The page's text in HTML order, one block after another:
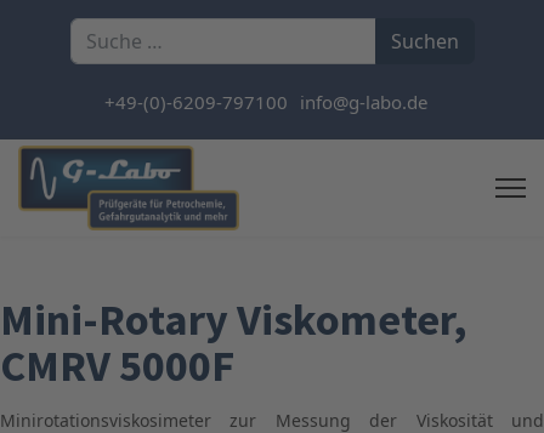
Suchen
+49-(0)-6209-797100 info@g-labo.de
Mini-Rotary Viskometer,
CMRV 5000F
Minirotationsviskosimeter zur Messung der Viskosität und